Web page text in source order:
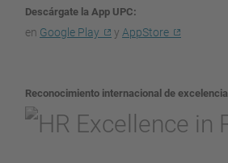
Descárgate la App UPC
en Google Play y AppStore
Reconocimiento internacional de excelencia